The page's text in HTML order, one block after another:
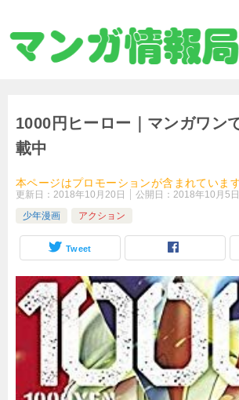
1000円ヒーロー｜マンガワン
載中
本ページはプロモーションが含まれていま
更新日： 2018年10月20日 公開日： 2018年10月5日
少年漫画
アクション
Tweet